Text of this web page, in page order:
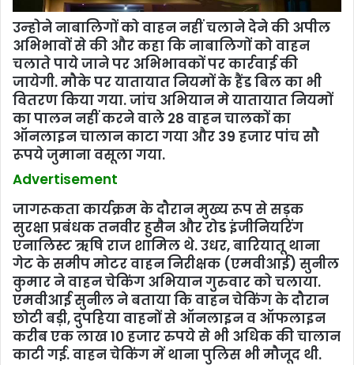
उन्‍होने नाबालिगों को वाहन नहीं चलाने देने की अपील
अभिभावों से की और कहा कि नाबालिगों को वाहन
चलाते पाये जाने पर अभिभावकों पर कार्रवाई की
जायेगी. मौके पर यातायात नियमों के हैंड बिल का भी
वितरण किया गया. जांच अभियान मे यातायात नियमों
का पालन नहीं करने वाले 28 वाहन चालकों का
ऑनलाइन चालान काटा गया और 39 हजार पांच सौ
रूपये जुमाना वसूला गया.
Advertisement
जागरूकता कार्यक्रम के दौरान मुख्य रूप से सड़क
सुरक्षा प्रबंधक तनवीर हुसैन और रोड इंजीनियरिंग
एनालिस्ट ऋषि राज शामिल थे. उधर, बारियातू थाना
गेट के समीप मोटर वाहन निरीक्षक (एमवीआई) सुनील
कुमार ने वाहन चेकिंग अभियान गुरुवार को चलाया.
एमवीआई सुनील ने बताया कि वाहन चेकिंग के दौरान
छोटी बड़ी, दुपहिया वाहनों से ऑनलाइन व ऑफलाइन
करीब एक लाख 10 हजार रुपये से भी अधिक की चालान
काटी गई. वाहन चेकिंग में थाना पुलिस भी मौजूद थी.